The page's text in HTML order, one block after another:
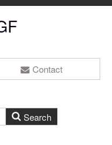
Contact